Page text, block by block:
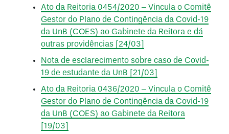
Ato da Reitoria 0454/2020 – Vincula o Comitê
Gestor do Plano de Contingência da Covid-19
da UnB (COES) ao Gabinete da Reitora e dá
outras providências [24/03]
Nota de esclarecimento sobre caso de Covid-
19 de estudante da UnB [21/03]
Ato da Reitoria 0436/2020 – Vincula o Comitê
Gestor do Plano de Contingência da Covid-19
da UnB (COES) ao Gabinete da Reitora
[19/03]